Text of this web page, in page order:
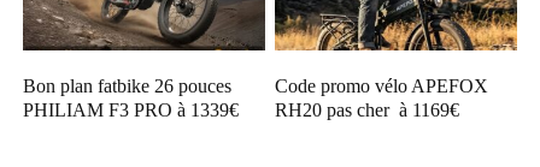
Bon plan fatbike 26 pouces
PHILIAM F3 PRO à 1339€
Code promo vélo APEFOX
RH20 pas cher à 1169€